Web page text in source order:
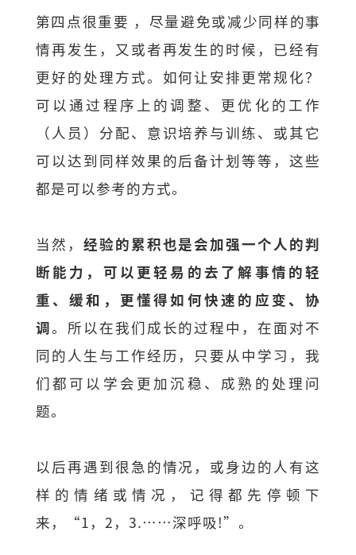
第四点很重要 ，尽量避免或减少同样的事
情再发生，又或者再发生的时候，已经有
更好的处理方式。如何让安排更常规化？
可以通过程序上的调整、更优化的工作
（人员）分配、意识培养与训练、或其它
可以达到同样效果的后备计划等等，这些
都是可以参考的方式。
当然， 经验的累积也是会加强一个人的判
断能力，可以更轻易的去了解事情的轻
重、缓和，更懂得如何快速的应变、协
调。所以在我们成长的过程中，在面对不
同的人生与工作经历，只要从中学习，我
们都可以学会更加沉稳、成熟的处理问
题。
以后再遇到很急的情况，或身边的人有这
样的情绪或情况，记得都先停顿下
来，“1，2，3.⋯⋯深呼吸!”。